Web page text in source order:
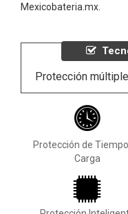
Mexicobateria.mx.
Protección
Protección de
Carga